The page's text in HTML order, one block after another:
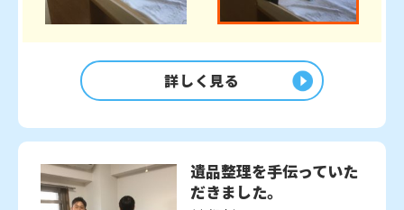
詳しく見る
遺品整理を手伝っていた
だきました。